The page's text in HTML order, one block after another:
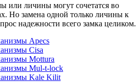
или личины могут сочетатся во
Но замена одной только личины к
надежности всего замка целиком.
Apecs
Cisa
Mottura
Mul-t-lock
Kale Kilit